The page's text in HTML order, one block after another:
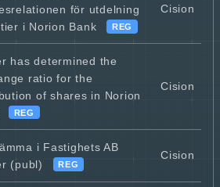
för utdelning
i Norion Bank
REG
Cision
has determined the
ratio for the
of shares in Norion
REG
Cision
i Fastighets AB
(publ)
REG
Cision